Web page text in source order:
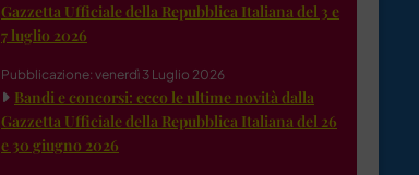
Gazzetta Ufficiale della Repubblica Italiana del 3 e
7 luglio 2026
Pubblicazione: venerdì 3 Luglio 2026
Bandi e concorsi: ecco le ultime novità dalla
Gazzetta Ufficiale della Repubblica Italiana del 26
e 30 giugno 2026